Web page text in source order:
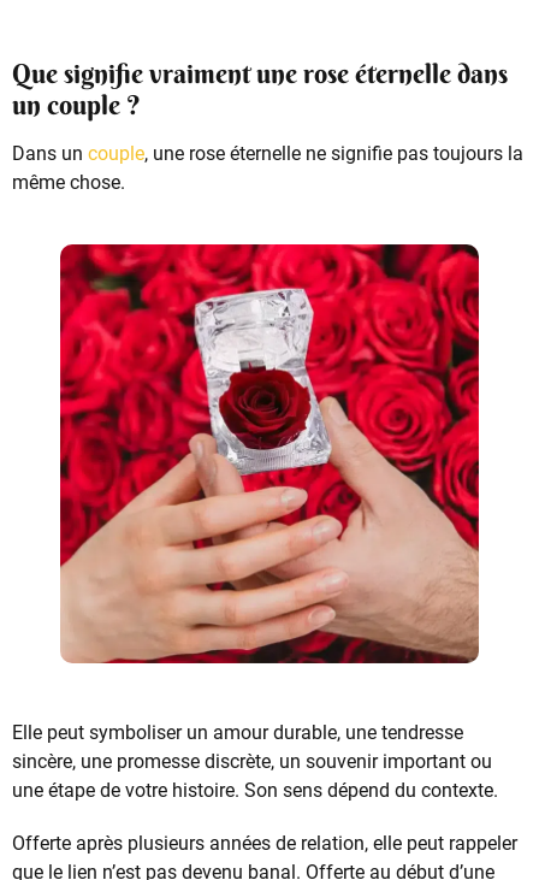
Que signifie vraiment une rose éternelle dans
un couple ?
Dans un couple, une rose éternelle ne signifie pas toujours la
même chose.
Elle peut symboliser un amour durable, une tendresse
sincère, une promesse discrète, un souvenir important ou
une étape de votre histoire. Son sens dépend du contexte.
Offerte après plusieurs années de relation, elle peut rappeler
que le lien n’est pas devenu banal. Offerte au début d’une